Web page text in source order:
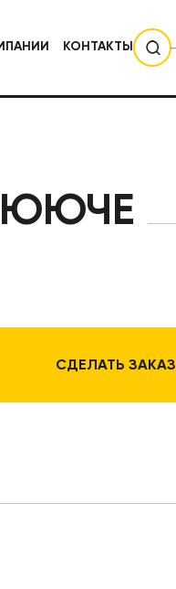
КОНТАКТЫ
СДЕЛАТЬ ЗАКАЗ